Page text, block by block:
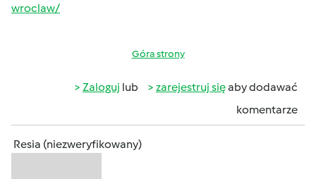
wroclaw/
Góra strony
Zaloguj lub zarejestruj sięaby dodawać
komentarze
Resia (niezweryfikowany)